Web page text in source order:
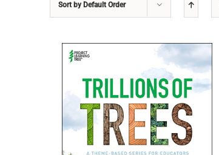
Sort by Default Order